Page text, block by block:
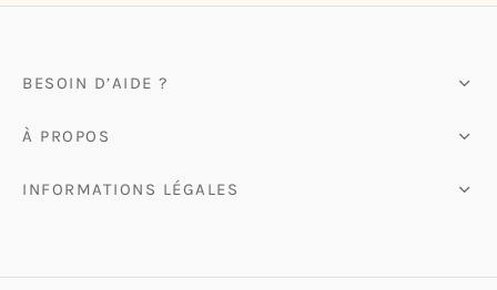
BESOIN D’AIDE ?
À PROPOS
INFORMATIONS LÉGALES